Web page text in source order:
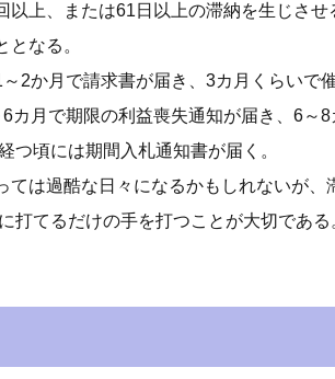
以上、または61日以上の滞納を生じさ
となる。
2か月で請求書が届き、3カ月くらいで
カ月で期限の利益喪失通知が届き、6～8
つ頃には期間入札通知書が届く。
ては過酷な日々になるかもしれないが
打てるだけの手を打つことが大切である